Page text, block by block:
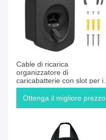
Cable di ricarica
organizzatore di
caricabatterie con slot per il
connettore di parete auto
Tesla
Ottenga il migliore prezzo